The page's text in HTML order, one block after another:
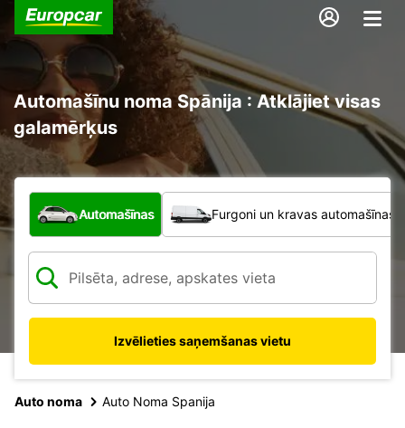
Automašīnu noma Spānija : Atklājiet visas
galamērķus
Kāda veida transportlīdzeklis?
Automašīnas Furgoni un kravas automašīnas
Izvēlieties saņemšanas vietu
Auto noma Auto Noma Spanija